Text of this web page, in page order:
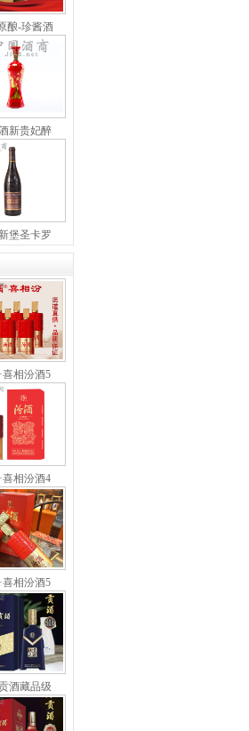
酿-珍酱酒
新贵妃醉
堡圣卡罗
喜相汾酒5
喜相汾酒4
喜相汾酒5
酒藏品级